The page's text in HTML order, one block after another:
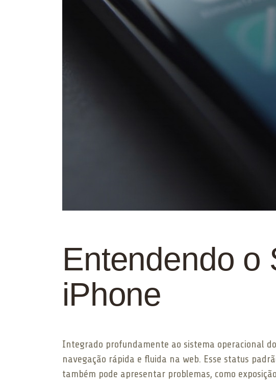
Entendendo o
iPhone
Integrado profundamente ao sistema operacional
navegação rápida e fluida na web. Esse status
também pode apresentar problemas, como